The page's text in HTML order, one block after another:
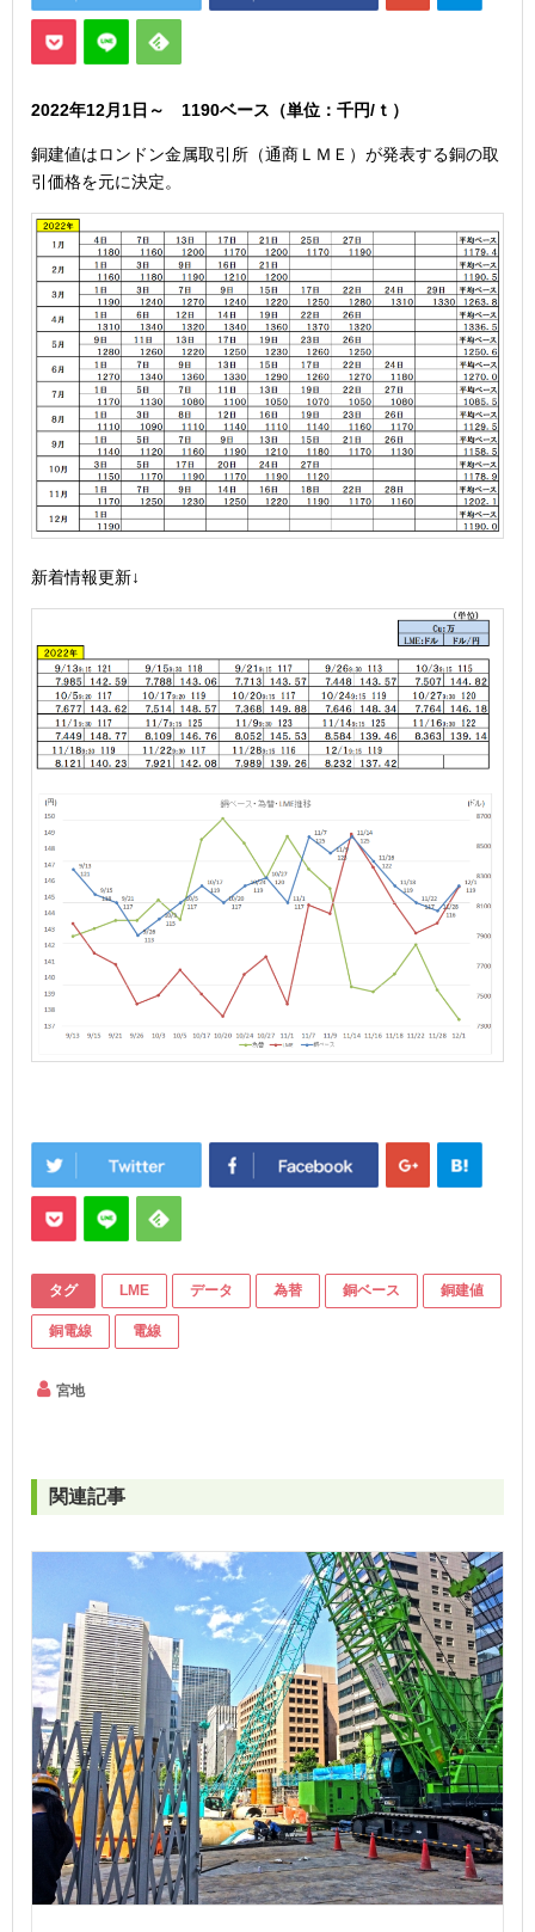
2022年12月1日 ～ 1190ベース（単位：千円/ｔ）
銅建値はロンドン金属取引所（通商ＬＭＥ）が発表する銅の取
引価格を元に決定。
新着情報更新↓
タグ LME データ 為替 銅ベース 銅建値
銅電線 電線
宮地
関連記事